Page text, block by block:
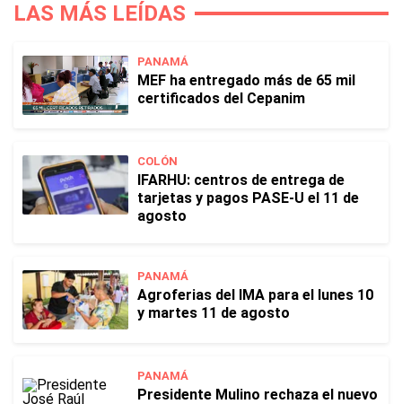
LAS MÁS LEÍDAS
PANAMÁ
MEF ha entregado más de 65 mil
certificados del Cepanim
COLÓN
IFARHU: centros de entrega de
tarjetas y pagos PASE-U el 11 de
agosto
PANAMÁ
Agroferias del IMA para el lunes 10
y martes 11 de agosto
PANAMÁ
Presidente Mulino rechaza el nuevo